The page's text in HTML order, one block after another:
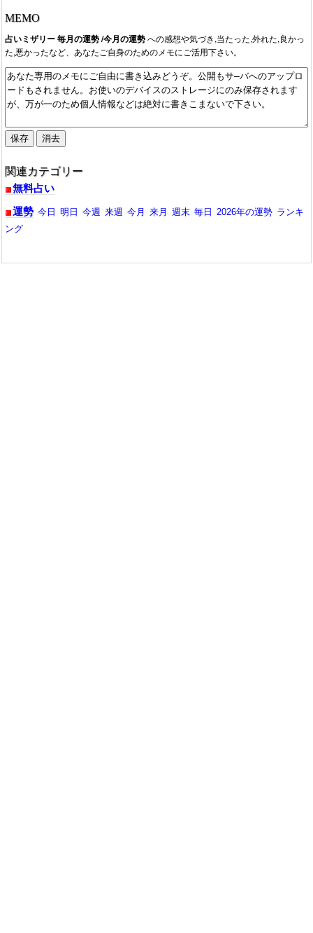
MEMO
占いミザリー 毎月の運勢 /今月の運勢への感想や気づき,当たった,外れた,良かっ
た,悪かったなど、あなたご自身のためのメモにご活用下さい。
関連カテゴリー
無料占い
運勢 今日 明日 今週 来週 今月 来月 週末 毎日 2026年の運勢 ランキ
ング